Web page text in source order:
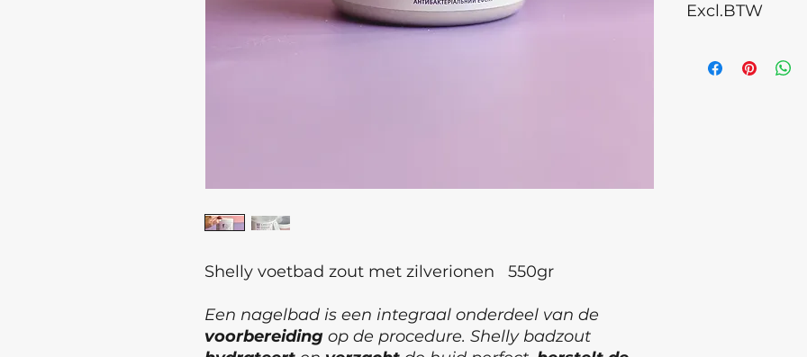
Shelly voetbad zout met zilverionen 550gr
Een nagelbad is een integraal onderdeel van de
voorbereiding op de procedure. Shelly badzout
Buiten bereik van
Productie datum
voor een
voor manicure:
Excl.BTW